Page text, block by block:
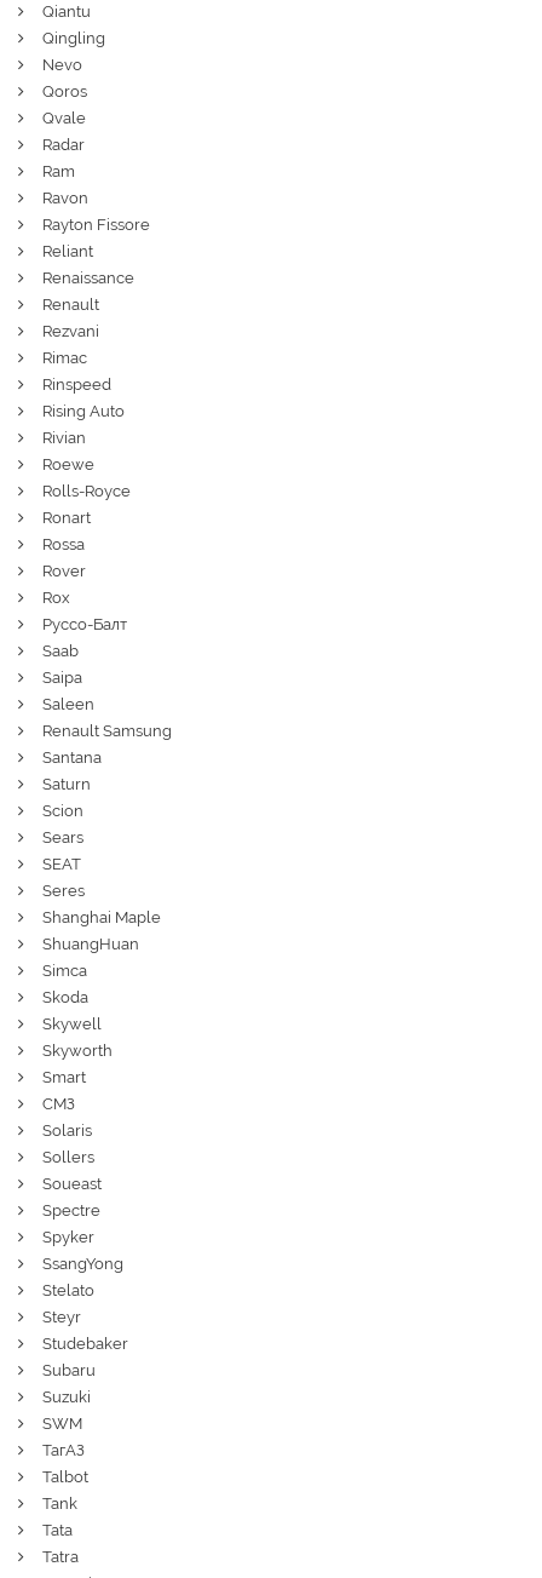
Qiantu
Qingling
Nevo
Qoros
Qvale
Radar
Ram
Ravon
Rayton Fissore
Reliant
Renaissance
Renault
Rezvani
Rimac
Rinspeed
Rising Auto
Rivian
Roewe
Rolls-Royce
Ronart
Rossa
Rover
Rox
Руссо-Балт
Saab
Saipa
Saleen
Renault Samsung
Santana
Saturn
Scion
Sears
SEAT
Seres
Shanghai Maple
ShuangHuan
Simca
Skoda
Skywell
Skyworth
Smart
СМЗ
Solaris
Sollers
Soueast
Spectre
Spyker
SsangYong
Stelato
Steyr
Studebaker
Subaru
Suzuki
SWM
ТагАЗ
Talbot
Tank
Tata
Tatra